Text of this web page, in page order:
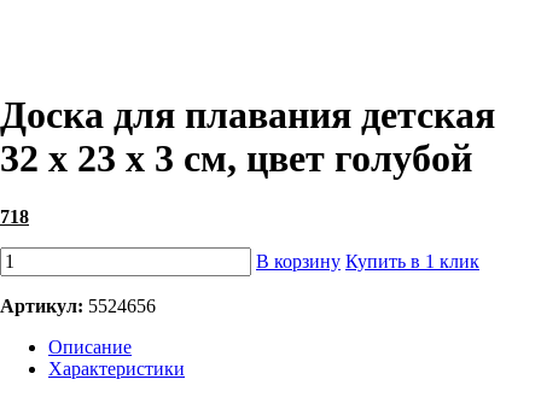
Доска для плавания детская
32 х 23 х 3 см, цвет голубой
718
В корзину Купить в 1 клик
Артикул: 5524656
Описание
Характеристики